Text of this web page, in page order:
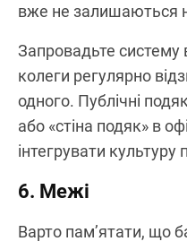
вже не залишаються
Запровадьте систему
колеги регулярно
одного. Публічні
або «стіна подяк» в
інтегрувати культуру
6. Межі
Варто пам’ятати, що